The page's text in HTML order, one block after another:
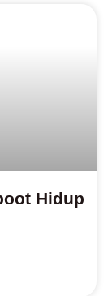
Hidup